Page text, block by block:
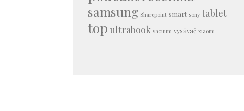
samsung Sharepoint smart sony tablet
top ultrabook vacuum vysávač xiaomi